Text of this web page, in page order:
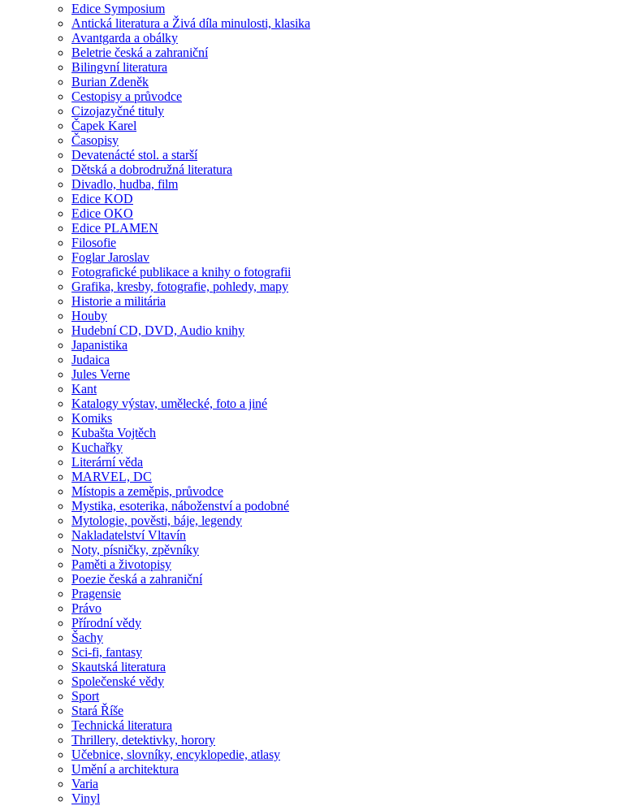
Edice Symposium
Antická literatura a Živá díla minulosti, klasika
Avantgarda a obálky
Beletrie česká a zahraniční
Bilingvní literatura
Burian Zdeněk
Cestopisy a průvodce
Cizojazyčné tituly
Čapek Karel
Časopisy
Devatenácté stol. a starší
Dětská a dobrodružná literatura
Divadlo, hudba, film
Edice KOD
Edice OKO
Edice PLAMEN
Filosofie
Foglar Jaroslav
Fotografické publikace a knihy o fotografii
Grafika, kresby, fotografie, pohledy, mapy
Historie a militária
Houby
Hudební CD, DVD, Audio knihy
Japanistika
Judaica
Jules Verne
Kant
Katalogy výstav, umělecké, foto a jiné
Komiks
Kubašta Vojtěch
Kuchařky
Literární věda
MARVEL, DC
Místopis a zeměpis, průvodce
Mystika, esoterika, náboženství a podobné
Mytologie, pověsti, báje, legendy
Nakladatelství Vltavín
Noty, písničky, zpěvníky
Paměti a životopisy
Poezie česká a zahraniční
Pragensie
Právo
Přírodní vědy
Šachy
Sci-fi, fantasy
Skautská literatura
Společenské vědy
Sport
Stará Říše
Technická literatura
Thrillery, detektivky, horory
Učebnice, slovníky, encyklopedie, atlasy
Umění a architektura
Varia
Vinyl